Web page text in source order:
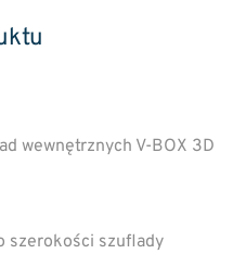
wewnętrznych V-BOX 3D
szerokości szuflady